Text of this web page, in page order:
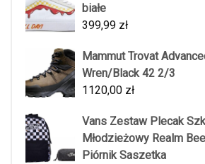
białe
399,99 zł
Mammut Trovat
Wren/Black 42 2/3
1120,00 zł
Vans Zestaw Plecak
Młodzieżowy Realm
Piórnik Saszetka